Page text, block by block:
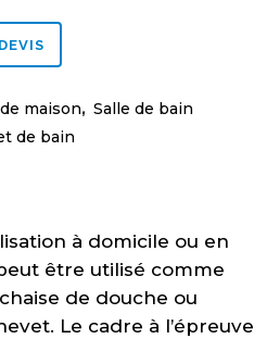
maison, Salle de bain
de bain
à domicile ou en
être utilisé comme
de douche ou
Le cadre à l’épreuve